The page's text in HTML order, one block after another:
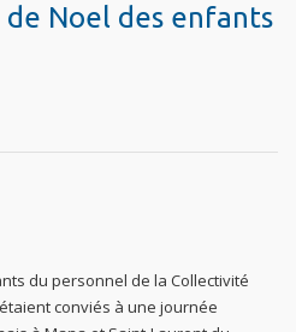
Noel des enfants
du personnel de la Collectivité
conviés à une journée